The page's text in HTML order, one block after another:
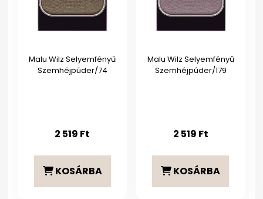
Malu Wilz Selyemfényű
Szemhéjpúder/74
2 519 Ft
KOSÁRBA
Malu Wilz Selyemfényű
Szemhéjpúder/179
2 519 Ft
KOSÁRBA